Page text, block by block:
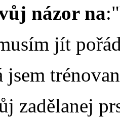
názor na
jít
jsem
zadělanej